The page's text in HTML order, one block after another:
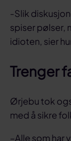
-Slik
spiser pølser,
idioten, sier
Trenger
Ørjebu tok
med å sikre
–Alle som